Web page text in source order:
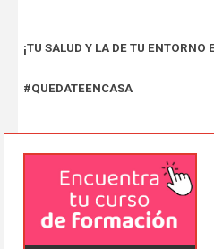
¡TU SALUD Y LA DE TU ENTORNO
#QUEDATEENCASA